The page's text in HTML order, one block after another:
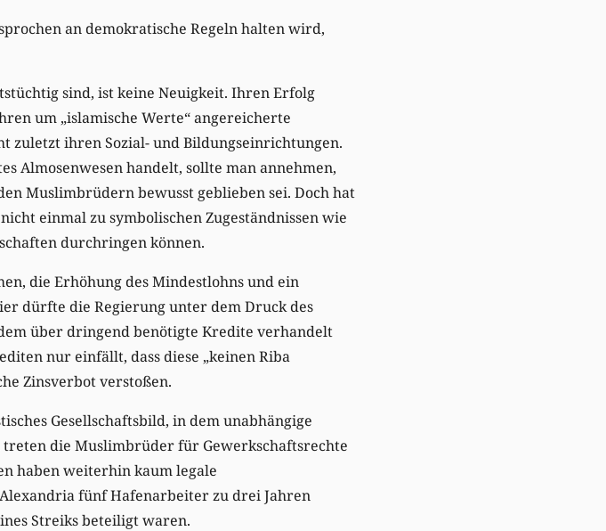
an demokratische Regeln halten wird,
sind, ist keine Neuigkeit. Ihren Erfolg
um „islamische Werte“ angereicherte
zuletzt ihren Sozial- und Bildungseinrichtungen.
Almosenwesen handelt, sollte man annehmen,
Muslimbrüdern bewusst geblieben sei. Doch hat
einmal zu symbolischen Zugeständnissen wie
durchringen können.
die Erhöhung des Mindestlohns und ein
dürfte die Regierung unter dem Druck des
über dringend benötigte Kredite verhandelt
nur einfällt, dass diese „keinen Riba
Zinsverbot verstoßen.
Gesellschaftsbild, in dem unabhängige
die Muslimbrüder für Gewerkschaftsrechte
haben weiterhin kaum legale
fünf Hafenarbeiter zu drei Jahren
Streiks beteiligt waren.